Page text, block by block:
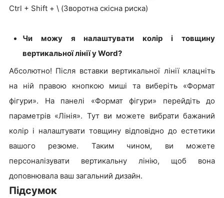
Ctrl + Shift + \ (Зворотна скісна риска)
Чи можу я налаштувати колір і товщину
вертикальної лінії у Word?
Абсолютно! Після вставки вертикальної лінії клацніть
на ній правою кнопкою миші та виберіть «Формат
фігури». На панелі «Формат фігури» перейдіть до
параметрів «Лінія». Тут ви можете вибрати бажаний
колір і налаштувати товщину відповідно до естетики
вашого резюме. Таким чином, ви можете
персоналізувати вертикальну лінію, щоб вона
доповнювала ваш загальний дизайн.
Підсумок